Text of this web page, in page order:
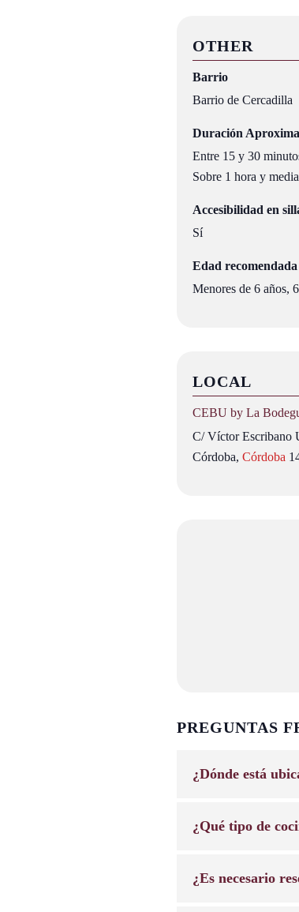
OTHER
Barrio
Barrio de Cercadilla
Duración
Entre 15 y 30
Sobre 1 hora y
Accesibilidad en
Sí
Edad recomendada
Menores de 6 años,
LOCAL
CEBU by La
C/ Víctor Escribano
Córdoba, Córdoba
PREGUNTAS
¿Dónde está
¿Qué tipo de
¿Es necesario